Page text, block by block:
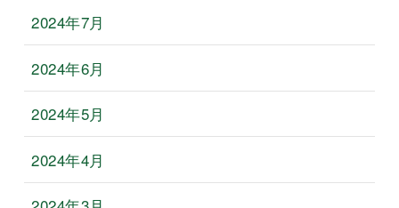
2024年7月
2024年6月
2024年5月
2024年4月